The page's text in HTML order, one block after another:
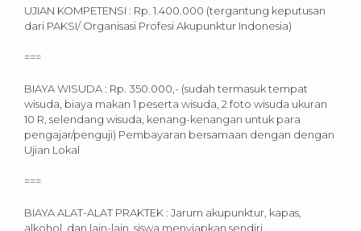
UJIAN KOMPETENSI : Rp. 1.400.000 (tergantung keputusan
dari PAKSI/ Organisasi Profesi Akupunktur Indonesia)
===
BIAYA WISUDA : Rp. 350.000,- (sudah termasuk tempat
wisuda, biaya makan 1 peserta wisuda, 2 foto wisuda ukuran
10 R, selendang wisuda, kenang-kenangan untuk para
pengajar/penguji) Pembayaran bersamaan dengan dengan
Ujian Lokal
===
BIAYA ALAT-ALAT PRAKTEK : Jarum akupunktur, kapas,
alkohol, dan lain-lain, siswa menyiapkan sendiri